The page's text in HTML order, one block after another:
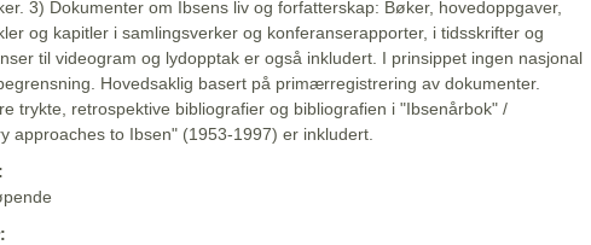
3) Dokumenter om Ibsens liv og forfatterskap: Bøker, hovedoppgaver,
og kapitler i samlingsverker og konferanserapporter, i tidsskrifter og
til videogram og lydopptak er også inkludert. I prinsippet ingen nasjonal
Hovedsaklig basert på primærregistrering av dokumenter.
trykte, retrospektive bibliografier og bibliografien i "Ibsenårbok" /
approaches to Ibsen" (1953-1997) er inkludert.